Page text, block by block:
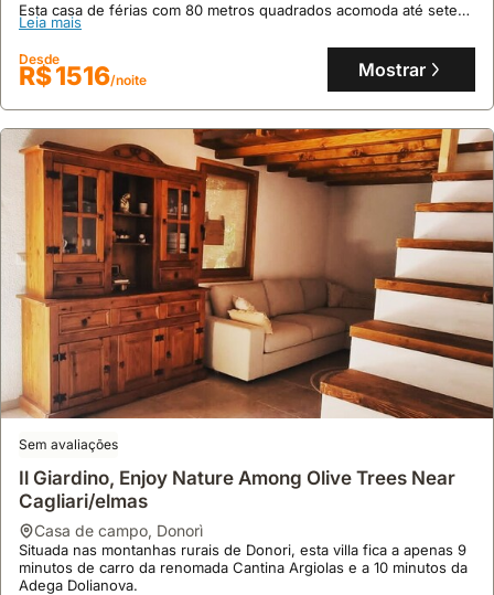
Esta casa de férias com 80 metros quadrados acomoda até sete
pessoas, oferecendo ar condicionado, Wi-Fi e uma cozinha
totalmente equipada, além de um terraço e varanda para desfrutar
do exterior.
Leia mais
Desde
R$ 1516/noite Mostrar
Sem avaliações
Il Giardino, Enjoy Nature Among Olive Trees Near
Cagliari/elmas
casa de campo, Donorì
Situada nas montanhas rurais de Donori, esta villa fica a apenas 9
minutos de carro da renomada Cantina Argiolas e a 10 minutos da
Adega Dolianova.